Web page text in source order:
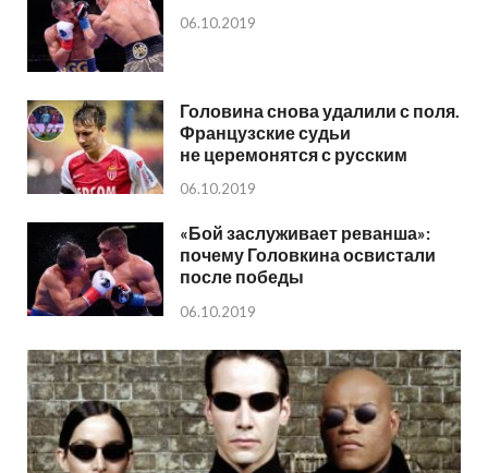
06.10.2019
Головина снова удалили с поля.
Французские судьи
не церемонятся с русским
06.10.2019
«Бой заслуживает реванша»:
почему Головкина освистали
после победы
06.10.2019